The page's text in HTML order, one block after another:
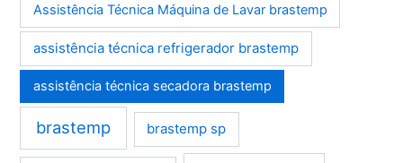
Assistência Técnica Máquina de Lavar brastemp
assistência técnica refrigerador brastemp
assistência técnica secadora brastemp
brastemp brastemp sp